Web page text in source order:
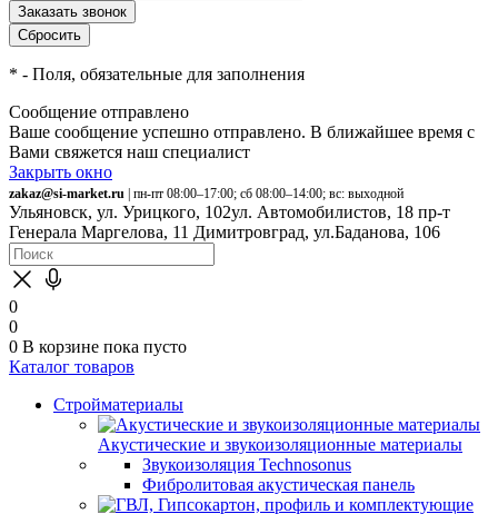
* - Поля, обязательные для заполнения
Сообщение отправлено
Ваше сообщение успешно отправлено. В ближайшее время с
Вами свяжется наш специалист
Закрыть окно
zakaz@si-market.ru | пн-пт 08:00–17:00; сб 08:00–14:00; вс: выходной
Ульяновск, ул. Урицкого, 102ул. Автомобилистов, 18 пр-т
Генерала Маргелова, 11 Димитровград, ул.Баданова, 106
0
0
0 В корзине пока пусто
Каталог товаров
Стройматериалы
Акустические и звукоизоляционные материалы
Звукоизоляция Technosonus
Фибролитовая акустическая панель